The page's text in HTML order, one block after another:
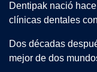
Dentipak nació
clínicas dentales
Dos décadas
mejor de dos